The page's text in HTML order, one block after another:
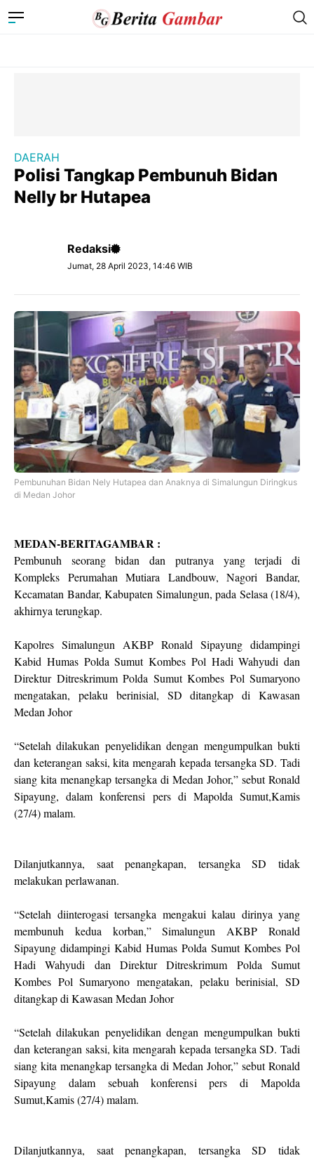
DAERAH
Polisi Tangkap Pembunuh Bidan
Nelly br Hutapea
Redaksi
Jumat, 28 April 2023, 14:46 WIB
Pembunuhan Bidan Nely Hutapea dan Anaknya di Simalungun Diringkus
di Medan Johor
MEDAN-BERITAGAMBAR :
Pembunuh seorang bidan dan putranya yang terjadi di
Kompleks Perumahan Mutiara Landbouw, Nagori Bandar,
Kecamatan Bandar, Kabupaten Simalungun, pada Selasa (18/4),
akhirnya terungkap.
Kapolres Simalungun AKBP Ronald Sipayung didampingi
Kabid Humas Polda Sumut Kombes Pol Hadi Wahyudi dan
Direktur Ditreskrimum Polda Sumut Kombes Pol Sumaryono
mengatakan, pelaku berinisial, SD ditangkap di Kawasan
Medan Johor
“Setelah dilakukan penyelidikan dengan mengumpulkan bukti
dan keterangan saksi, kita mengarah kepada tersangka SD. Tadi
siang kita menangkap tersangka di Medan Johor,” sebut Ronald
Sipayung, dalam konferensi pers di Mapolda Sumut,Kamis
(27/4) malam.
Dilanjutkannya, saat penangkapan, tersangka SD tidak
melakukan perlawanan.
“Setelah diinterogasi tersangka mengakui kalau dirinya yang
membunuh kedua korban,” Simalungun AKBP Ronald
Sipayung didampingi Kabid Humas Polda Sumut Kombes Pol
Hadi Wahyudi dan Direktur Ditreskrimum Polda Sumut
Kombes Pol Sumaryono mengatakan, pelaku berinisial, SD
ditangkap di Kawasan Medan Johor
“Setelah dilakukan penyelidikan dengan mengumpulkan bukti
dan keterangan saksi, kita mengarah kepada tersangka SD. Tadi
siang kita menangkap tersangka di Medan Johor,” sebut Ronald
Sipayung dalam sebuah konferensi pers di Mapolda
Sumut,Kamis (27/4) malam.
Dilanjutkannya, saat penangkapan, tersangka SD tidak